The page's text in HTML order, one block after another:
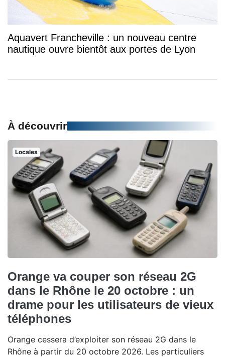
Aquavert Francheville : un nouveau centre
nautique ouvre bientôt aux portes de Lyon
À découvrir
Locales
Orange va couper son réseau 2G
dans le Rhône le 20 octobre : un
drame pour les utilisateurs de vieux
téléphones
Orange cessera d’exploiter son réseau 2G dans le
Rhône à partir du 20 octobre 2026. Les particuliers